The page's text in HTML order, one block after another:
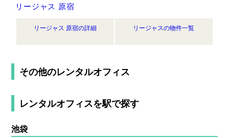
リージャス 原宿
リージャス 原宿の詳細 リージャスの物件一覧
その他のレンタルオフィス
レンタルオフィスを駅で探す
池袋